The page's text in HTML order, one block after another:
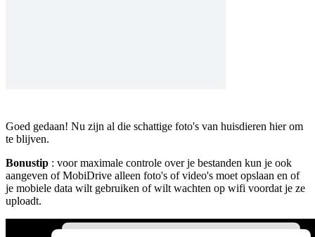
Goed gedaan! Nu zijn al die schattige foto's van huisdieren hier om
te blijven.
Bonustip : voor maximale controle over je bestanden kun je ook
aangeven of MobiDrive alleen foto's of video's moet opslaan en of
je mobiele data wilt gebruiken of wilt wachten op wifi voordat je ze
uploadt.